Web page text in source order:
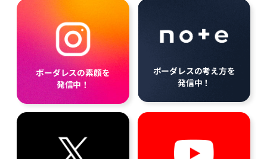
ボーダレスの素顔を
発信中！
ボーダレスの考え方を
発信中！